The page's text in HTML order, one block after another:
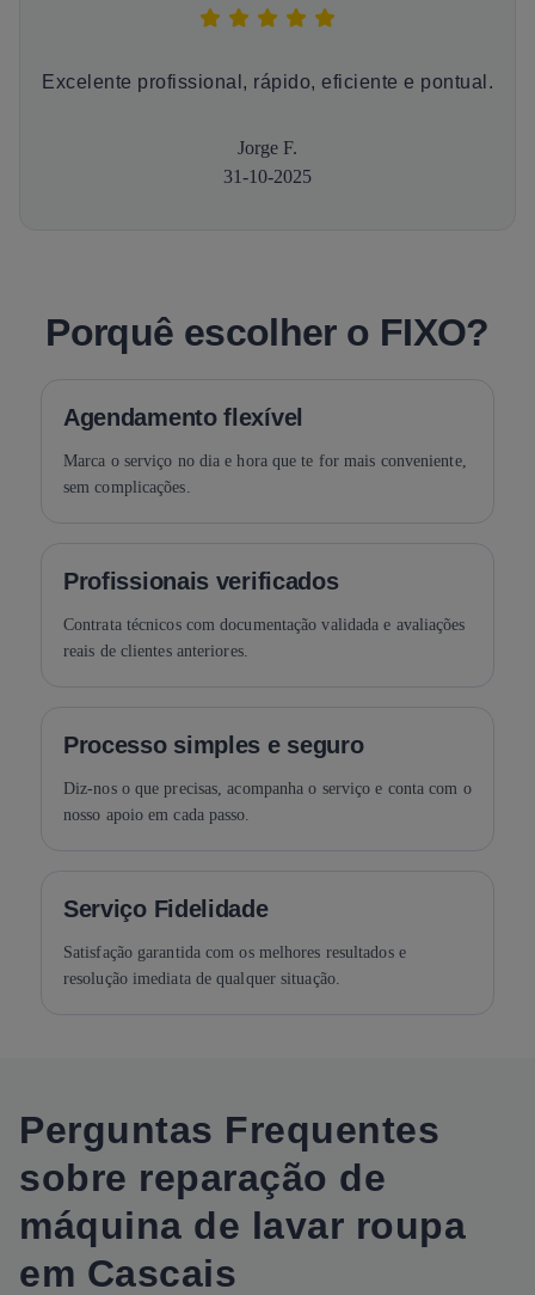
Excelente profissional, rápido, eficiente e pontual.
Jorge F.
31-10-2025
Porquê escolher o FIXO?
Agendamento flexível
Marca o serviço no dia e hora que te for mais conveniente,
sem complicações.
Profissionais verificados
Contrata técnicos com documentação validada e avaliações
reais de clientes anteriores.
Processo simples e seguro
Diz-nos o que precisas, acompanha o serviço e conta com o
nosso apoio em cada passo.
Serviço Fidelidade
Satisfação garantida com os melhores resultados e
resolução imediata de qualquer situação.
Perguntas Frequentes
sobre reparação de
máquina de lavar roupa
em Cascais